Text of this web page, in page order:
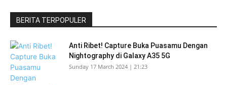
BERITA TERPOPULER
Anti Ribet! Capture Buka Puasamu Dengan
Nightography di Galaxy A35 5G
Sunday 17 March 2024 | 21:23